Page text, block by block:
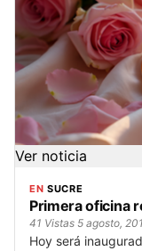
Ver noticia
EN SUCRE
Primera oficina
41 Vistas 5 agosto,
Hoy será